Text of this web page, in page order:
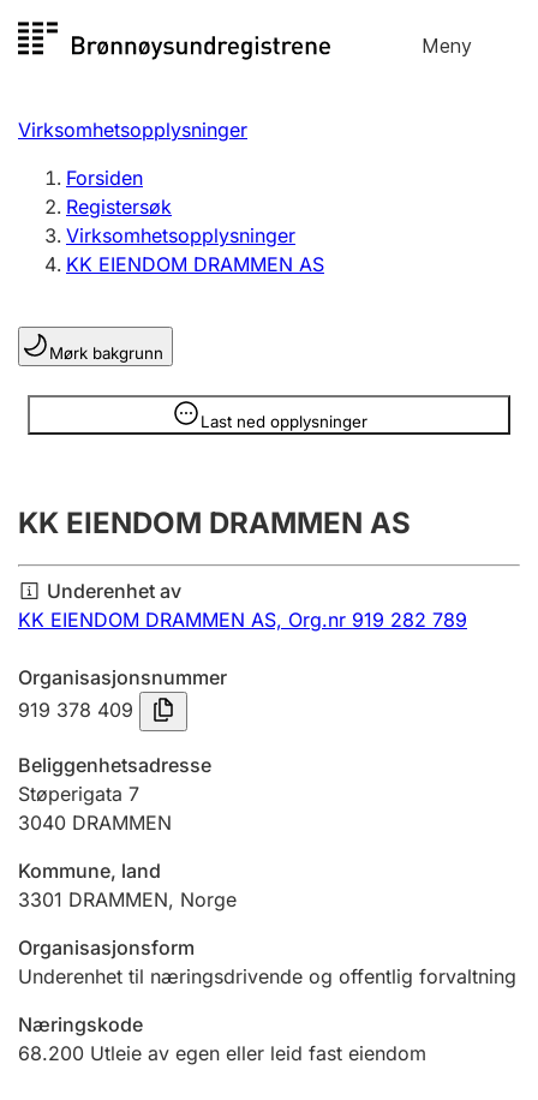
til
Meny
Registersøk
Aksjeselskap
Enkeltpersonforetak
Registrere, endre, slette
Lag og forening
Registrere, endre, slette
Årsregnskap
Innsending og forsinkelsesgebyr
Tinglysing
Jeger
Betaling og jegeravgiftskort
Ektepaktveileder
Virksomhetsopplysninger
Forsiden
Registersøk
Virksomhetsopplysninger
KK EIENDOM DRAMMEN AS
Mørk bakgrunn
Last ned opplysninger
Opplysninger er skjult
KK EIENDOM DRAMMEN AS
Underenhet av
KK EIENDOM DRAMMEN AS, Org.nr 919 282 789
Organisasjonsnummer
919 378 409
Beliggenhetsadresse
Støperigata 7
3040 DRAMMEN
Kommune, land
3301 DRAMMEN, Norge
Organisasjonsform
Underenhet til næringsdrivende og offentlig forvaltning
Næringskode
68.200 Utleie av egen eller leid fast eiendom